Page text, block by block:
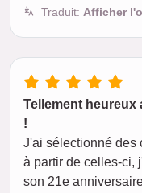
Traduit: Afficher
Tellement heureux
!
J'ai sélectionné des
à partir de celles-ci,
son 21e